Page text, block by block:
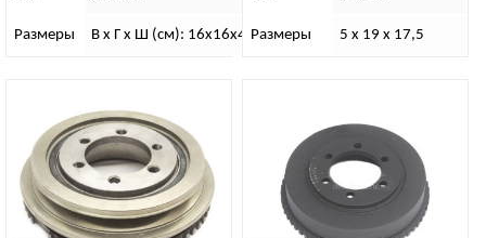
Размеры В х Г х Ш (см): 16х16х40Размеры 5 х 19 х 17,5